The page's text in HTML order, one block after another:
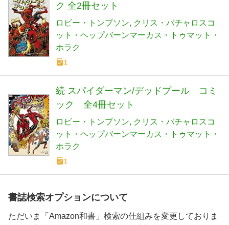
ク 全2冊セット
ロビー・トンプソン
クリス・バチャロスコ
ット・ヘップバーンマーカス・トゥマット・
ホラク
1
続 スパイダーマン/デッドプール コミ
ック 全4冊セット
ロビー・トンプソン
クリス・バチャロスコ
ット・ヘップバーンマーカス・トゥマット・
ホラク
1
書誌検索オプションについて
ただいま「Amazon和書」検索の仕組みを変更しておりま